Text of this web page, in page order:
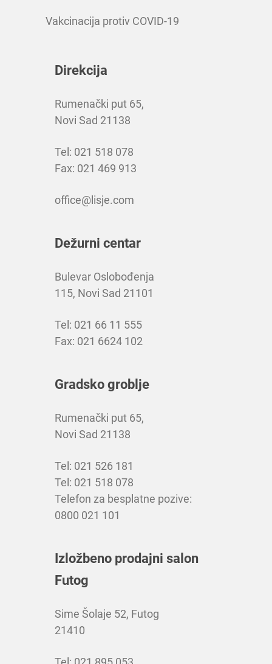
Vakcinacija protiv COVID-19
Direkcija
Rumenački put 65,
Novi Sad 21138
Tel: 021 518 078
Fax: 021 469 913
office@lisje.com
Dežurni centar
Bulevar Oslobođenja
115, Novi Sad 21101
Tel: 021 66 11 555
Fax: 021 6624 102
Gradsko groblje
Rumenački put 65,
Novi Sad 21138
Tel: 021 526 181
Tel: 021 518 078
Telefon za besplatne pozive:
0800 021 101
Izložbeno prodajni salon
Futog
Sime Šolaje 52, Futog
21410